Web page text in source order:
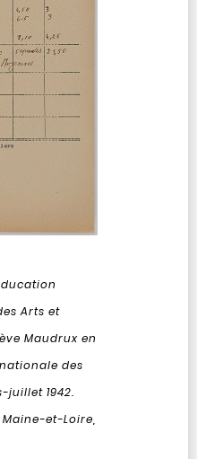
Arts et
Maudrux en
des
juillet 1942.
et-Loire,